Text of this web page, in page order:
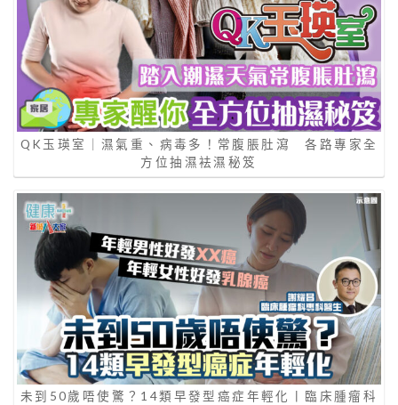
QK玉瑛室｜濕氣重、病毒多！常腹脹肚瀉 各路專家全
方位抽濕袪濕秘笈
未到50歲唔使驚？14類早發型癌症年輕化丨臨床腫瘤科